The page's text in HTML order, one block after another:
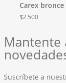
Carex bronce
$2.500
Mantente
Suscríbete a